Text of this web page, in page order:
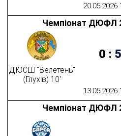
20.05.2026
13.05.2026
Чемпіонат ДЮФЛ
ДЮСШ "Велетень"
(Глухів) 10'
0 : 5
Чемпіонат ДЮФЛ